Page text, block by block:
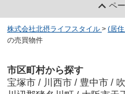
ペ
株式会社北摂ライフスタイル > (居
の売買物件
市区町村から探す
宝塚市 / 川西市 / 豊中市 /